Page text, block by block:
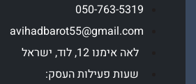
050-763-5319
avihadbarot55@gmail.com
לאה אימנו 12, לוד, ישראל
שעות פעילות העסק: